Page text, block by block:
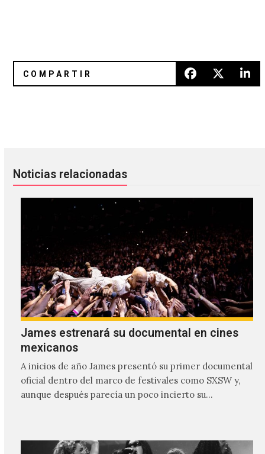
Noticias relacionadas
James estrenará su documental en cines
mexicanos
A inicios de año James presentó su primer documental
oficial dentro del marco de festivales como SXSW y,
aunque después parecía un poco incierto su…